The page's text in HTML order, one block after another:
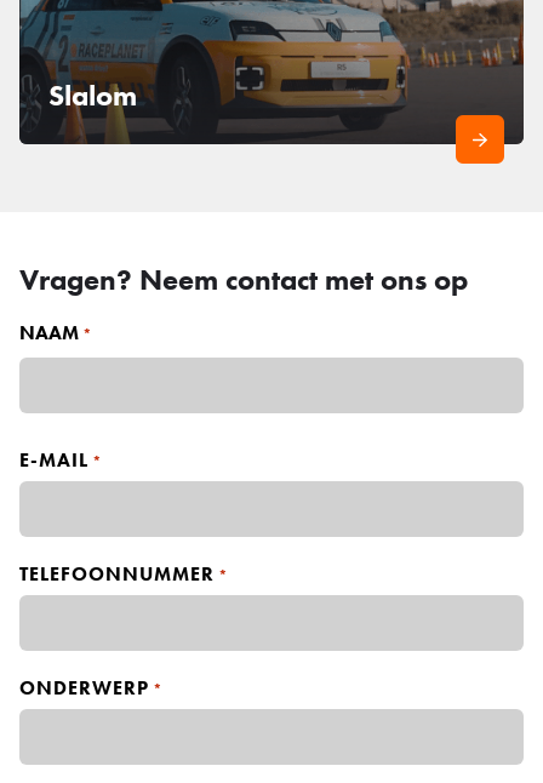
Slalom
Vragen? Neem contact met ons op
NAAM *
o
o
r
a
m
E-MAIL *
TELEFOONNUMMER *
ONDERWERP *